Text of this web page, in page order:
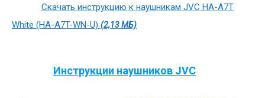
Скачать инструкцию к наушникам JVC HA-A7T
White (HA-A7T-WN-U) (2,13 МБ)
Инструкции наушников JVC